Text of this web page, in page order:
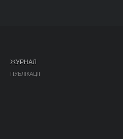
ЖУРНАЛ
ПУБЛІКАЦІЇ